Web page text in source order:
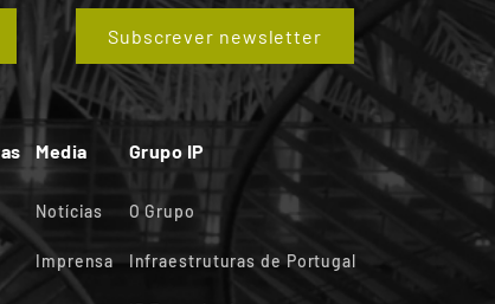
Subscrever newsletter
Media
Notícias
Imprensa
Grupo IP
O Grupo
Infraestruturas de Portugal